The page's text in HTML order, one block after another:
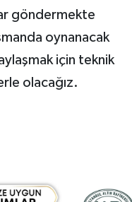
göndermekte
oynanacak
için teknik
olacağız.